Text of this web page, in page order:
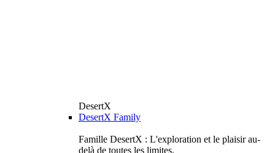
DesertX
DesertX Family
Famille DesertX : L'exploration et le plaisir au-
delà de toutes les limites.